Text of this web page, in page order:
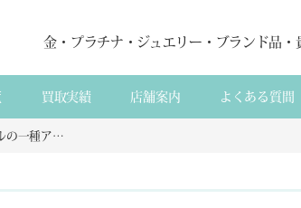
金・プラチナ・ジュエリー・ブランド品
買取実績 店舗案内 よくある質間
ピンクスピネルの一種アヤナスピネルとは？その魅力とは？